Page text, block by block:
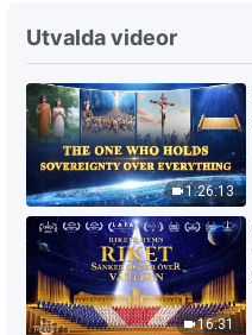
Utvalda videor
1:26:13
16:31